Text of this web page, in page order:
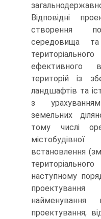
Відповідні
створення
середовища
ефективного
територій із
ландшафтів та
з
земельних
тому числі
встановлення
наступному
найменування
проектування;